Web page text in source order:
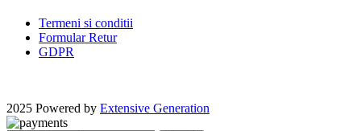
Termeni si conditii
Formular Retur
GDPR
2025 Powered by Extensive Generation